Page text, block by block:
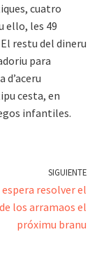
cuatro
ello, les 49
restu del dineru
para
d’aceru
cesta, en
infantiles.
SIGUIENTE
espera resolver el
los arramaos el
próximu branu